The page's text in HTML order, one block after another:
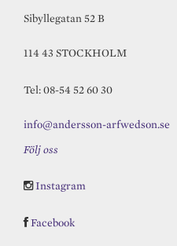
Sibyllegatan 52 B
114 43 STOCKHOLM
Tel: 08-54 52 60 30
info@andersson-arfwedson.se
Följ oss
Instagram
Facebook